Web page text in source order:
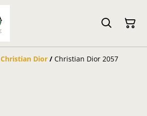
Christian Dior / Christian Dior 2057